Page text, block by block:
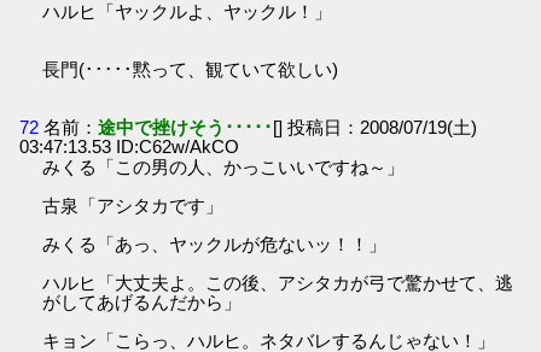
ハルヒ「ヤックルよ、ヤックル！」
長門(･････黙って、観ていて欲しい)
72 名前：途中で挫けそう･････[] 投稿日：2008/07/19(土)
03:47:13.53 ID:C62w/AkCO
みくる「この男の人、かっこいいですね～」
古泉「アシタカです」
みくる「あっ、ヤックルが危ないッ！！」
ハルヒ「大丈夫よ。この後、アシタカが弓で驚かせて、逃
がしてあげるんだから」
キョン「こらっ、ハルヒ。ネタバレするんじゃない！」